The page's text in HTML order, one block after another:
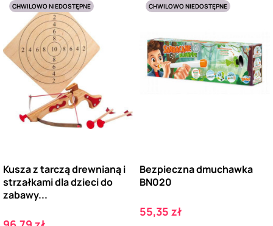
CHWILOWO NIEDOSTĘPNE
Kusza z tarczą drewnianą i
strzałkami dla dzieci do
zabawy...
CHWILOWO NIEDOSTĘPNE
Bezpieczna dmuchawka
BN020
Cena
55,35 zł